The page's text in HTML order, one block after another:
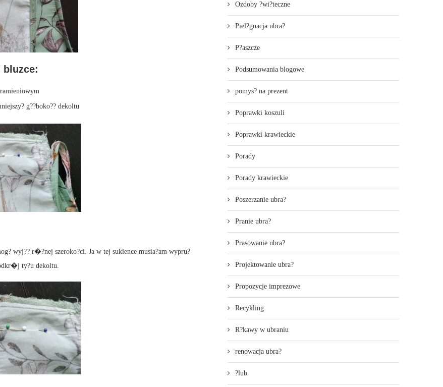
bluzce:
g??boko?? dekoltu
wyj?? r�?nej szeroko?ci. Ja w tej sukience musia?am wypru?
ty?u dekoltu.
Ozdoby ?wi?teczne
Piel?gnacja ubra?
P?aszcze
Podsumowania blogowe
pomys? na prezent
Poprawki koszuli
Poprawki krawieckie
Porady
Porady krawieckie
Poszerzanie ubra?
Pranie ubra?
Prasowanie ubra?
Projektowanie ubra?
Propozycje imprezowe
Recykling
R?kawy w ubraniu
renowacja ubra?
?lub